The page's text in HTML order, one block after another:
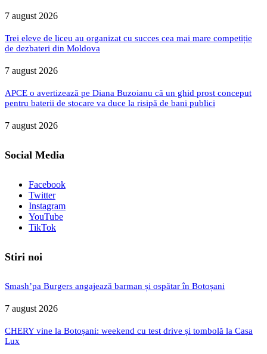
7 august 2026
Trei eleve de liceu au organizat cu succes cea mai mare competiție
de dezbateri din Moldova
7 august 2026
APCE o avertizează pe Diana Buzoianu că un ghid prost conceput
pentru baterii de stocare va duce la risipă de bani publici
7 august 2026
Social Media
Facebook
Twitter
Instagram
YouTube
TikTok
Stiri noi
Smash’pa Burgers angajează barman și ospătar în Botoșani
7 august 2026
CHERY vine la Botoșani: weekend cu test drive și tombolă la Casa
Lux